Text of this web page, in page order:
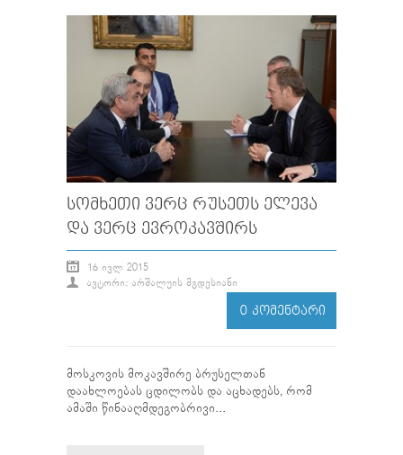
ᲡᲝᲛᲮᲔᲗᲘ ᲕᲔᲠᲪ ᲠᲣᲡᲔᲗᲡ ᲔᲚᲔᲕᲐ
ᲓᲐ ᲕᲔᲠᲪ ᲔᲕᲠᲝᲙᲐᲕᲨᲘᲠᲡ
16 ᲘᲕᲚ 2015
ᲐᲕᲢᲝᲠᲘ: ᲐᲠᲨᲐᲚᲣᲘᲡ ᲛᲒᲓᲔᲡᲘᲐᲜᲘ
0 ᲙᲝᲛᲔᲜᲢᲐᲠᲘ
მოსკოვის მოკავშირე ბრუსელთან
დაახლოებას ცდილობს და აცხადებს, რომ
ამაში წინააღმდეგობრივი...